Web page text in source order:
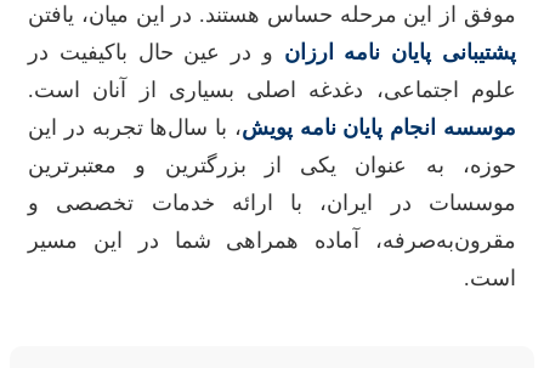
موفق از این مرحله حساس هستند. در این میان، یافتن
پشتیبانی پایان نامه ارزان و در عین حال باکیفیت در
علوم اجتماعی، دغدغه اصلی بسیاری از آنان است.
موسسه انجام پایان نامه پویش، با سال‌ها تجربه در این
حوزه، به عنوان یکی از بزرگترین و معتبرترین
موسسات در ایران، با ارائه خدمات تخصصی و
مقرون‌به‌صرفه، آماده همراهی شما در این مسیر
است.